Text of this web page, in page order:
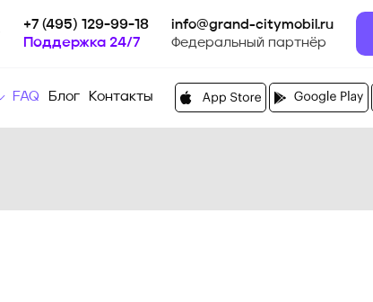
+7 (495) 129-99-18
Поддержка 24/7
info@grand-citymobil.ru
Федеральный партнёр
FAQ Блог Контакты